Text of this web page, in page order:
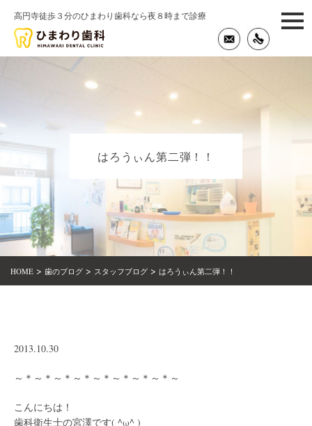
高円寺徒歩３分のひまわり歯科なら夜８時まで診療
はろうぃん第二弾！！
HOME > 歯のブログ > スタッフブログ > はろうぃん第二弾！！
2013.10.30
～＊～＊～＊～＊～＊～＊～＊～＊～
こんにちは！
歯科衛生士の宮澤です( ^ω^ )